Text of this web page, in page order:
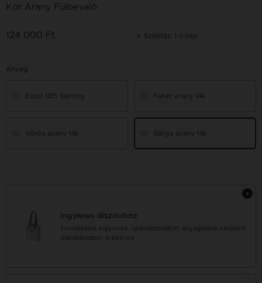
Kör Arany Fülbevaló
124 000 Ft Szállítás: 1-3 nap
Anyag
Ezüst 925 Sterling Fehér arany 14k
Vörös arany 14k Sárga arany 14k
Ingyenes díszdoboz
Termékeink ingyenes, újrahasznosított anyagokból készített
díszdobozban érkeznek